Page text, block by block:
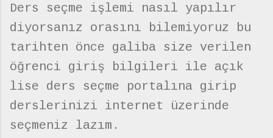
Ders seçme işlemi nasıl yapılır
diyorsanız orasını bilemiyoruz bu
tarihten önce galiba size verilen
öğrenci giriş bilgileri ile açık
lise ders seçme portalına girip
derslerinizi internet üzerinde
seçmeniz lazım.